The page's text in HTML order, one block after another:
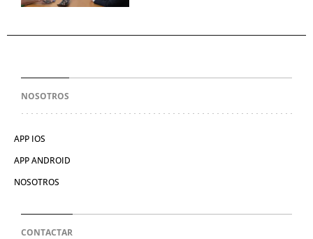
NOSOTROS
APP IOS
APP ANDROID
NOSOTROS
CONTACTAR